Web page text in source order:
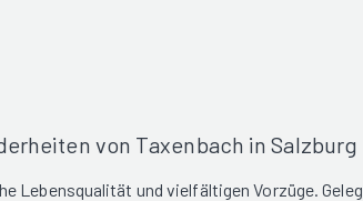
von Taxenbach in Salzburg
Lebensqualität und vielfältigen Vorzüge.